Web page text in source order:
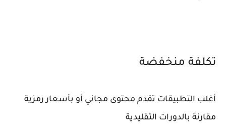
تكلفة منخفضة
أغلب التطبيقات تقدم محتوى مجاني أو بأسعار رمزية
مقارنة بالدورات التقليدية